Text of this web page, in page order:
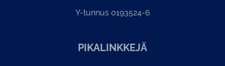
Y-tunnus 0193524-6
PI­KA­LINK­KE­JÄ